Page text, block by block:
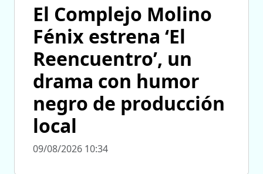
El Complejo Molino
Fénix estrena ‘El
Reencuentro’, un
drama con humor
negro de producción
local
09/08/2026 10:34